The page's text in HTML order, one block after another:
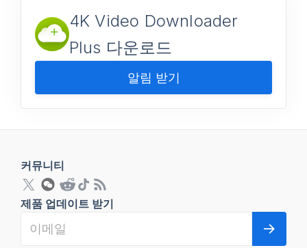
4K Video Downloader
Plus 다운로드
알림 받기
커뮤니티
제품 업데이트 받기